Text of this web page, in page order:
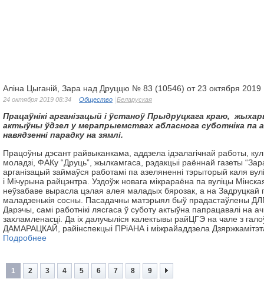
Аліна Цыганій, Зара над Друццю № 83 (10546) от 23 октября 2019
24 октября 2019 08:34 Общество Беларуская
Працаўнікі арганізацый і ўстаноў Прыдруцкага краю,
актыўны ўдзел у мерапрыемствах абласнога суботніка па
навядзенні парадку на зямлі.
Працоўны дэсант райвыканкама, аддзела ідэалагічнай работы,
моладзі, ФАКу “Друць”, жылкамгаса, рэдакцыі раённай газеты
арганізацый займаўся работамі па азеляненні тэрыторый каля
і Мічурына райцэнтра. Уздоўж новага мікрараёна па вуліцы
неўзабаве вырасла цэлая алея маладых бярозак, а на Задруцкай
маладзенькія сосны. Пасадачны матэрыял быў прадастаўлены
Дарэчы, самі работнікі лясгаса ў суботу актыўна папрацавалі на
захламленасці. Да іх далучыліся калектывы райЦГЭ на чале з
ДАМАРАЦКАЙ, райінспекцыі ПРіАНА і міжрайаддзела
Подробнее
1 2 3 4 5 6 7 8 9